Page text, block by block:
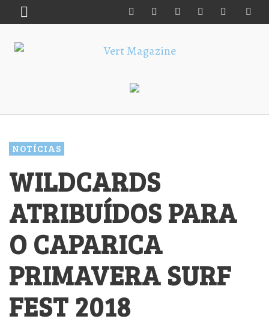
NOTÍCIAS
WILDCARDS
ATRIBUÍDOS PARA
O CAPARICA
PRIMAVERA SURF
FEST 2018